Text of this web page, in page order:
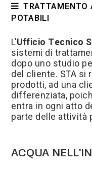
TRATTAMENTO
POTABILI
Il nostro servizio
Filtrazione e
Dissalazione
Addolcimento
Demineralizzazione
L'Ufficio Tecnico
sistemi di
dopo uno studio
del cliente. STA si
prodotti, ad una
differenziata,
entra in ogni atto
parte delle attività
ACQUA